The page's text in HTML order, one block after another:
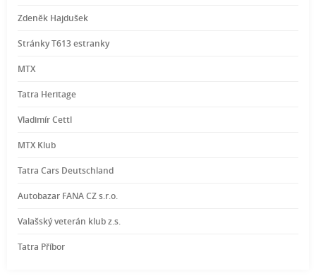
Zdeněk Hajdušek
Stránky T613 estranky
MTX
Tatra Heritage
Vladimír Cettl
MTX Klub
Tatra Cars Deutschland
Autobazar FANA CZ s.r.o.
Valašský veterán klub z.s.
Tatra Příbor